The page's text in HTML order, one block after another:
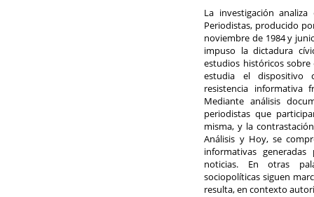
La investigación
Periodistas, producido
noviembre de 1984 y
impuso la dictadura
estudios históricos sobre
estudia el dispositivo
resistencia informativa
Mediante análisis
periodistas que
misma, y la
Análisis y Hoy, se
informativas
noticias. En otras
sociopolíticas siguen
resulta, en contexto